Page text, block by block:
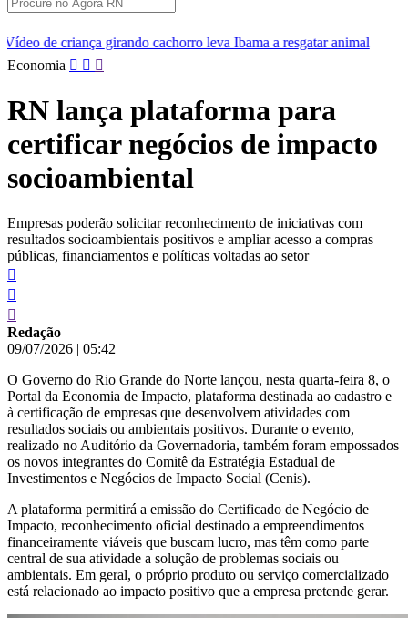
cachorro leva Ibama a resgatar animal
[VÍDEO] Professores
Pular
conteúdo
Economia
RN lança plataforma para
certificar negócios de impacto
socioambiental
Empresas poderão solicitar reconhecimento de iniciativas com
resultados socioambientais positivos e ampliar acesso a compras
públicas, financiamentos e políticas voltadas ao setor
Redação
09/07/2026 | 05:42
O Governo do Rio Grande do Norte lançou, nesta quarta-feira 8, o
Portal da Economia de Impacto, plataforma destinada ao cadastro e
à certificação de empresas que desenvolvem atividades com
resultados sociais ou ambientais positivos. Durante o evento,
realizado no Auditório da Governadoria, também foram empossados
os novos integrantes do Comitê da Estratégia Estadual de
Investimentos e Negócios de Impacto Social (Cenis).
A plataforma permitirá a emissão do Certificado de Negócio de
Impacto, reconhecimento oficial destinado a empreendimentos
financeiramente viáveis que buscam lucro, mas têm como parte
central de sua atividade a solução de problemas sociais ou
ambientais. Em geral, o próprio produto ou serviço comercializado
está relacionado ao impacto positivo que a empresa pretende gerar.